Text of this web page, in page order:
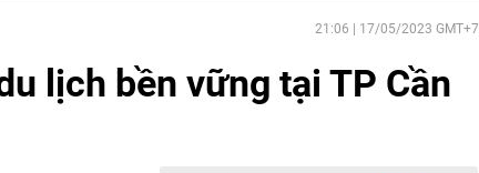
21:06 | 17/05/2023 GMT+7
lịch bền vững tại TP Cần